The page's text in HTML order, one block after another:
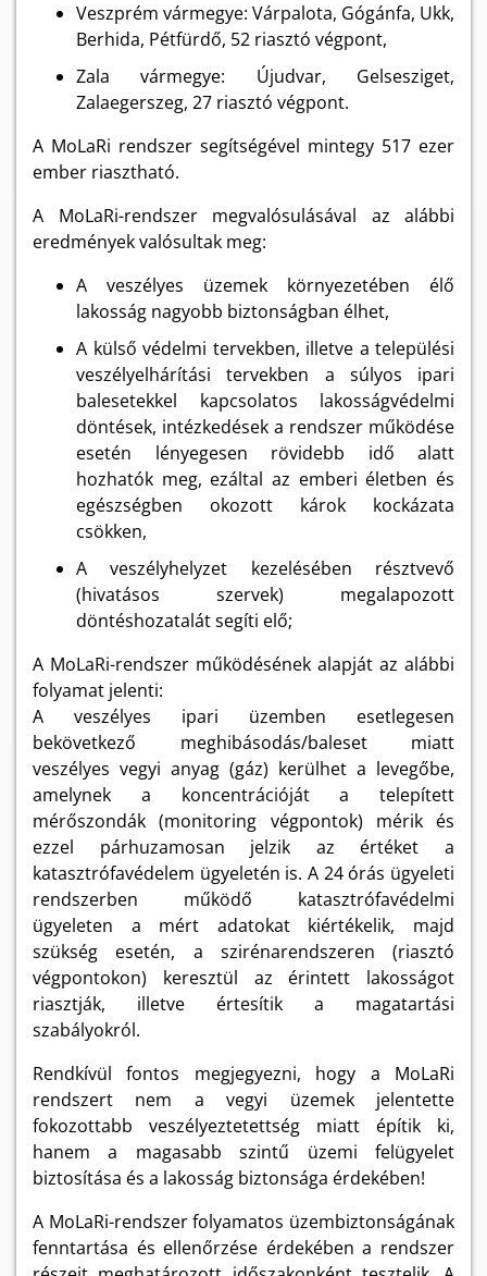
Veszprém vármegye: Várpalota, Gógánfa, Ukk,
Berhida, Pétfürdő, 52 riasztó végpont,
Zala vármegye: Újudvar, Gelsesziget,
Zalaegerszeg, 27 riasztó végpont.
A MoLaRi rendszer segítségével mintegy 517 ezer
ember riasztható.
A MoLaRi-rendszer megvalósulásával az alábbi
eredmények valósultak meg:
A veszélyes üzemek környezetében élő
lakosság nagyobb biztonságban élhet,
A külső védelmi tervekben, illetve a települési
veszélyelhárítási tervekben a súlyos ipari
balesetekkel kapcsolatos lakosságvédelmi
döntések, intézkedések a rendszer működése
esetén lényegesen rövidebb idő alatt
hozhatók meg, ezáltal az emberi életben és
egészségben okozott károk kockázata
csökken,
A veszélyhelyzet kezelésében résztvevő
(hivatásos szervek) megalapozott
döntéshozatalát segíti elő;
A MoLaRi-rendszer működésének alapját az alábbi
folyamat jelenti:
A veszélyes ipari üzemben esetlegesen
bekövetkező meghibásodás/baleset miatt
veszélyes vegyi anyag (gáz) kerülhet a levegőbe,
amelynek a koncentrációját a telepített
mérőszondák (monitoring végpontok) mérik és
ezzel párhuzamosan jelzik az értéket a
katasztrófavédelem ügyeletén is. A 24 órás ügyeleti
rendszerben működő katasztrófavédelmi
ügyeleten a mért adatokat kiértékelik, majd
szükség esetén, a szirénarendszeren (riasztó
végpontokon) keresztül az érintett lakosságot
riasztják, illetve értesítik a magatartási
szabályokról.
Rendkívül fontos megjegyezni, hogy a MoLaRi
rendszert nem a vegyi üzemek jelentette
fokozottabb veszélyeztetettség miatt építik ki,
hanem a magasabb szintű üzemi felügyelet
biztosítása és a lakosság biztonsága érdekében!
A MoLaRi-rendszer folyamatos üzembiztonságának
fenntartása és ellenőrzése érdekében a rendszer